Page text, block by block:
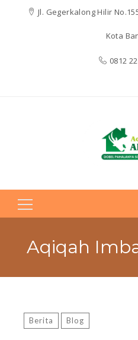
Jl. Gegerkalong Hilir
Kota
0812
Search
Aqiqah
Berita Blog